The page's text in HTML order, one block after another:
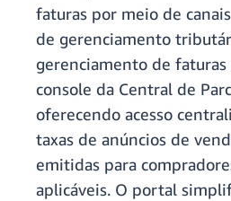
faturas por meio de
de gerenciamento
gerenciamento de
console da Central de
oferecendo acesso
taxas de anúncios de
emitidas para
aplicáveis. O portal